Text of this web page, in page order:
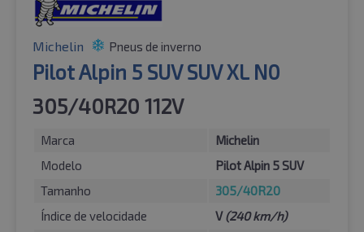
Michelin Pneus de inverno
Pilot Alpin 5 SUV SUV XL N0
305/40R20 112V
Marca
Michelin
Modelo
Pilot Alpin 5 SUV
Tamanho
305/40R20
Índice de velocidade
V(240 km/h)